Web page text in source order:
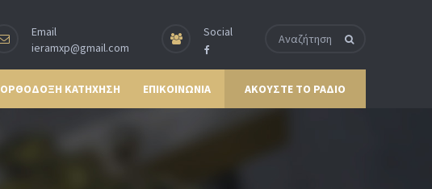
Email
ieramxp@gmail.com
Social
ΟΡΘΟΔΟΞΗ ΚΑΤΗΧΗΣΗ ΕΠΙΚΟΙΝΩΝΙΑ ΑΚΟΥΣΤΕ ΤΟ ΡΑΔΙΟ